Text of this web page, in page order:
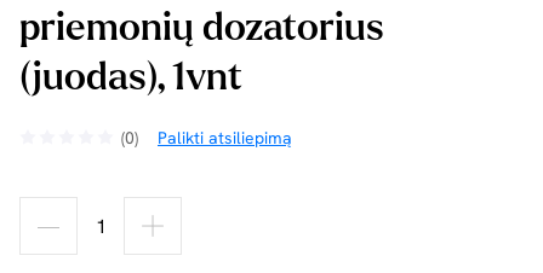
priemonių dozatorius
(juodas), 1vnt
(0) Palikti atsiliepimą